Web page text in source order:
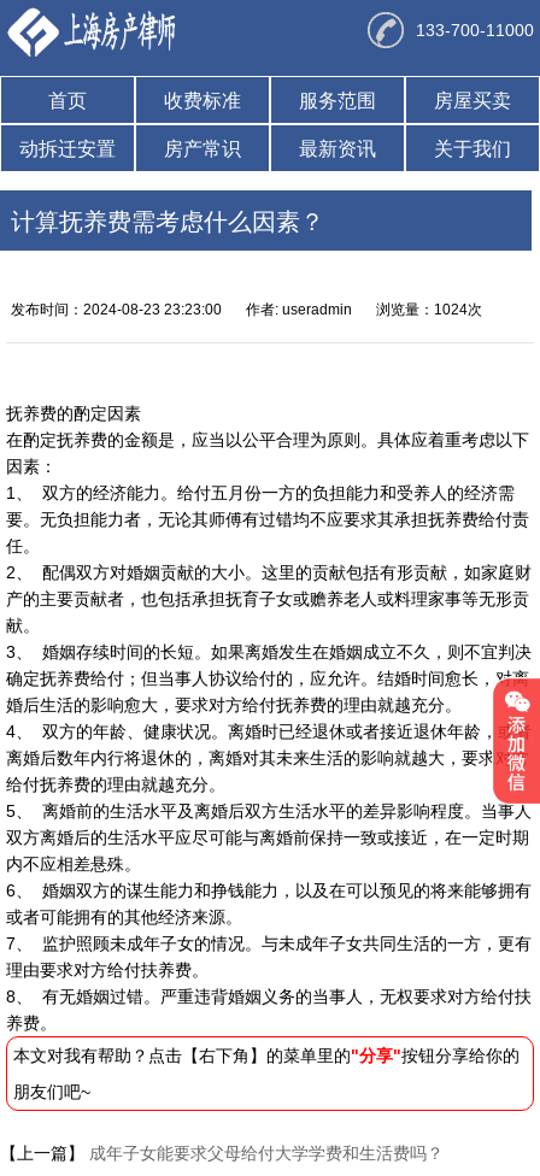
133-700-11000
首页 收费标准 服务范围 房屋买卖
动拆迁安置 房产常识 最新资讯 关于我们
计算抚养费需考虑什么因素？
发布时间：2024-08-23 23:23:00 作者: useradmin 浏览量：1024次
抚养费的酌定因素
在酌定抚养费的金额是，应当以公平合理为原则。具体应着重考虑以下
因素：
1、 双方的经济能力。给付五月份一方的负担能力和受养人的经济需
要。无负担能力者，无论其师傅有过错均不应要求其承担抚养费给付责
任。
2、 配偶双方对婚姻贡献的大小。这里的贡献包括有形贡献，如家庭财
产的主要贡献者，也包括承担抚育子女或赡养老人或料理家事等无形贡
献。
3、 婚姻存续时间的长短。如果离婚发生在婚姻成立不久，则不宜判决
确定抚养费给付；但当事人协议给付的，应允许。结婚时间愈长，对离
婚后生活的影响愈大，要求对方给付抚养费的理由就越充分。
4、 双方的年龄、健康状况。离婚时已经退休或者接近退休年龄，或者
离婚后数年内行将退休的，离婚对其未来生活的影响就越大，要求对方
给付抚养费的理由就越充分。
5、 离婚前的生活水平及离婚后双方生活水平的差异影响程度。当事人
双方离婚后的生活水平应尽可能与离婚前保持一致或接近，在一定时期
内不应相差悬殊。
6、 婚姻双方的谋生能力和挣钱能力，以及在可以预见的将来能够拥有
或者可能拥有的其他经济来源。
7、 监护照顾未成年子女的情况。与未成年子女共同生活的一方，更有
理由要求对方给付扶养费。
8、 有无婚姻过错。严重违背婚姻义务的当事人，无权要求对方给付扶
养费。
本文对我有帮助？点击【右下角】的菜单里的"分享"按钮分享给你的
朋友们吧~
【上一篇】
成年子女能要求父母给付大学学费和生活费吗？